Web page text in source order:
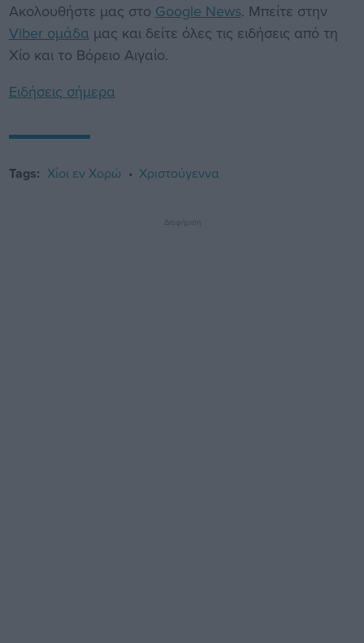
Ακολουθήστε μας στο Google News. Μπείτε στην
Viber ομάδα μας και δείτε όλες τις ειδήσεις από τη
Χίο και το Βόρειο Αιγαίο.
Ειδήσεις σήμερα
Tags: Χίοι εν Χορώ Χριστούγεννα
Διαφήμιση